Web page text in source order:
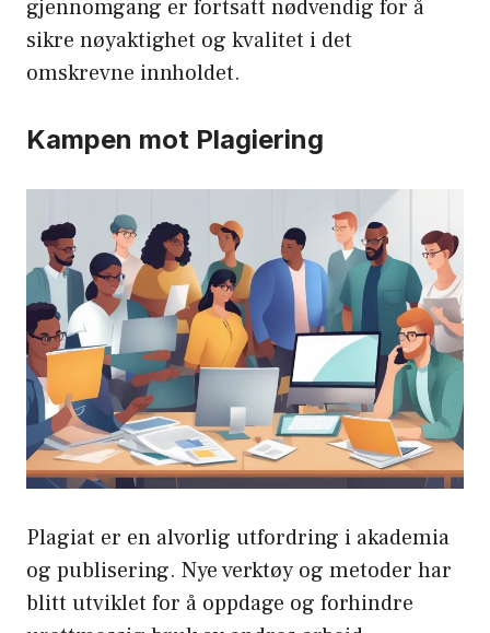
gjennomgang er fortsatt nødvendig for å
sikre nøyaktighet og kvalitet i det
omskrevne innholdet.
Kampen mot Plagiering
Plagiat er en alvorlig utfordring i akademia
og publisering. Nye verktøy og metoder har
blitt utviklet for å oppdage og forhindre